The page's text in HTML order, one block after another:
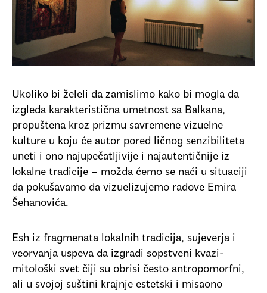
Ukoliko bi želeli da zamislimo kako bi mogla da
izgleda karakteristična umetnost sa Balkana,
propuštena kroz prizmu savremene vizuelne
kulture u koju će autor pored ličnog senzibiliteta
uneti i ono najupečatljivije i najautentičnije iz
lokalne tradicije – možda ćemo se naći u situaciji
da pokušavamo da vizuelizujemo radove Emira
Šehanovića.
Esh iz fragmenata lokalnih tradicija, sujeverja i
veorvanja uspeva da izgradi sopstveni kvazi-
mitološki svet čiji su obrisi često antropomorfni,
ali u svojoj suštini krajnje estetski i misaono